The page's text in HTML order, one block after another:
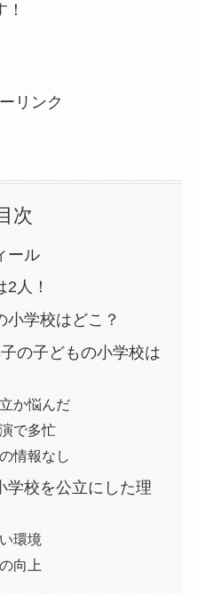
リンク
次
ール
人！
小学校はどこ？
の子どもの小学校は
か悩んだ
で多忙
情報なし
学校を公立にした理
環境
向上